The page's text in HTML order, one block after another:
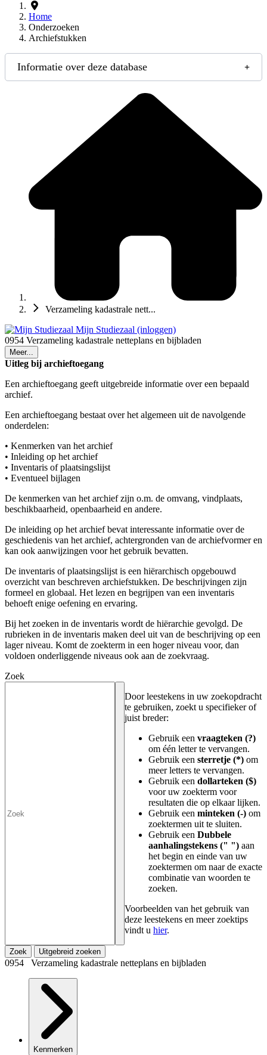
Home
Onderzoeken
Archiefstukken
Informatie over deze database
Verzameling kadastrale nett...
Mijn Studiezaal (inloggen)
0954 Verzameling kadastrale netteplans en bijbladen
Meer...
Uitleg bij archieftoegang
Een archieftoegang geeft uitgebreide informatie over een bepaald
archief.
Een archieftoegang bestaat over het algemeen uit de navolgende
onderdelen:
• Kenmerken van het archief
• Inleiding op het archief
• Inventaris of plaatsingslijst
• Eventueel bijlagen
De kenmerken van het archief zijn o.m. de omvang, vindplaats,
beschikbaarheid, openbaarheid en andere.
De inleiding op het archief bevat interessante informatie over de
geschiedenis van het archief, achtergronden van de archiefvormer en
kan ook aanwijzingen voor het gebruik bevatten.
De inventaris of plaatsingslijst is een hiërarchisch opgebouwd
overzicht van beschreven archiefstukken. De beschrijvingen zijn
formeel en globaal. Het lezen en begrijpen van een inventaris
behoeft enige oefening en ervaring.
Bij het zoeken in de inventaris wordt de hiërarchie gevolgd. De
rubrieken in de inventaris maken deel uit van de beschrijving op een
lager niveau. Komt de zoekterm in een hoger niveau voor, dan
voldoen onderliggende niveaus ook aan de zoekvraag.
Zoek
Door leestekens in uw zoekopdracht
te gebruiken, zoekt u specifieker of
juist breder:
Gebruik een vraagteken (?)
om één letter te vervangen.
Gebruik een sterretje (*) om
meer letters te vervangen.
Gebruik een dollarteken ($)
voor uw zoekterm voor
resultaten die op elkaar lijken.
Gebruik een minteken (-) om
zoektermen uit te sluiten.
Gebruik een Dubbele
aanhalingstekens (" ") aan
het begin en einde van uw
zoektermen om naar de exacte
combinatie van woorden te
zoeken.
Voorbeelden van het gebruik van
deze leestekens en meer zoektips
vindt u hier.
Zoek Uitgebreid zoeken
0954 Verzameling kadastrale netteplans en bijbladen
Kenmerken